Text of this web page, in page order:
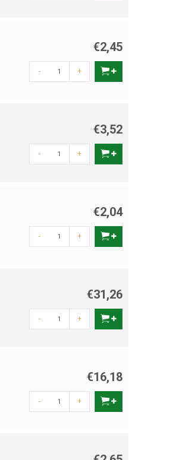
€2,45
- +
€3,52
- +
€2,04
- +
€31,26
- +
€16,18
- +